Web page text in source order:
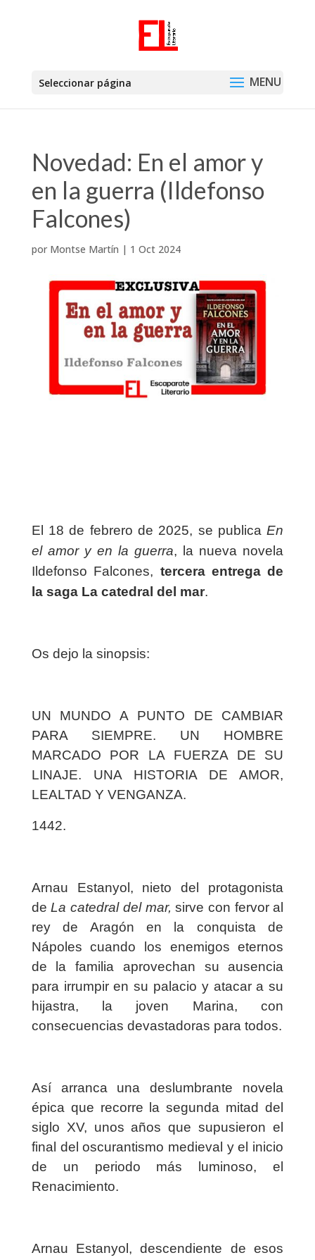
Seleccionar página
Novedad: En el amor y
en la guerra (Ildefonso
Falcones)
por Montse Martín | 1 Oct 2024
El 18 de febrero de 2025, se publicaEn
el amor y en la guerra, la nueva novela
Ildefonso Falcones, tercera entrega de
la saga La catedral del mar.
Os dejo la sinopsis:
UN MUNDO A PUNTO DE CAMBIAR
PARA SIEMPRE. UN HOMBRE
MARCADO POR LA FUERZA DE SU
LINAJE. UNA HISTORIA DE AMOR,
LEALTAD Y VENGANZA.
1442.
Arnau Estanyol, nieto del protagonista
deLa catedral del mar, sirve con fervor al
rey de Aragón en la conquista de
Nápoles cuando los enemigos eternos
de la familia aprovechan su ausencia
para irrumpir en su palacio y atacar a su
hijastra, la joven Marina, con
consecuencias devastadoras para todos.
Así arranca una deslumbrante novela
épica que recorre la segunda mitad del
siglo XV, unos años que supusieron el
final del oscurantismo medieval y el inicio
de un periodo más luminoso, el
Renacimiento.
Arnau Estanyol, descendiente de esos